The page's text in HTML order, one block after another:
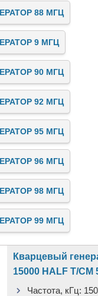
88 МГЦ
9 МГЦ
90 МГЦ
92 МГЦ
95 МГЦ
96 МГЦ
98 МГЦ
99 МГЦ
Кварцевый
15000 HALF T/CM
Частота, кГц: